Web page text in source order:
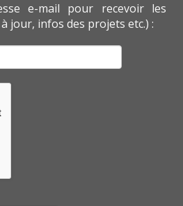
e-mail pour recevoir les
jour, infos des projets etc.) :